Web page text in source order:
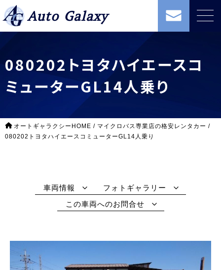
Auto Galaxy
080202トヨタハイエースコ
ミューターGL14人乗り
オートギャラクシーHOME / マイクロバス専業店の格安レンタカー /
080202トヨタハイエースコミューターGL14人乗り
車両情報
フォトギャラリー
この車両へのお問合せ